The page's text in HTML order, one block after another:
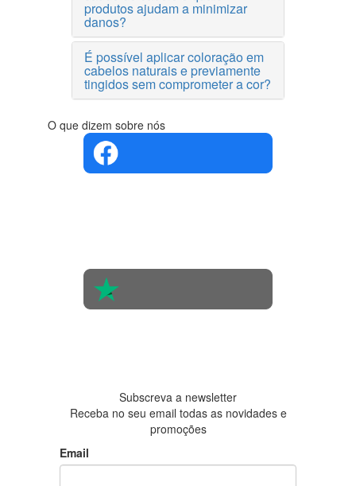
produtos ajudam a minimizar
danos?
É possível aplicar coloração em
cabelos naturais e previamente
tingidos sem comprometer a cor?
O que dizem sobre nós
Subscreva a newsletter
Receba no seu email todas as novidades e
promoções
Email